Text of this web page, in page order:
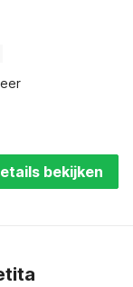
bekijken